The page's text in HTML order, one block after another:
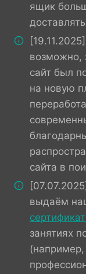
ящик
возможно,
сайт был
на новую
сайта в
выдаём
занятиях